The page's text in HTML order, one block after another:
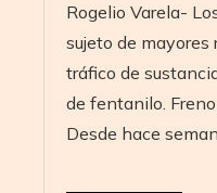
Rogelio Varela-
sujeto de
tráfico de
de fentanilo.
Desde hace